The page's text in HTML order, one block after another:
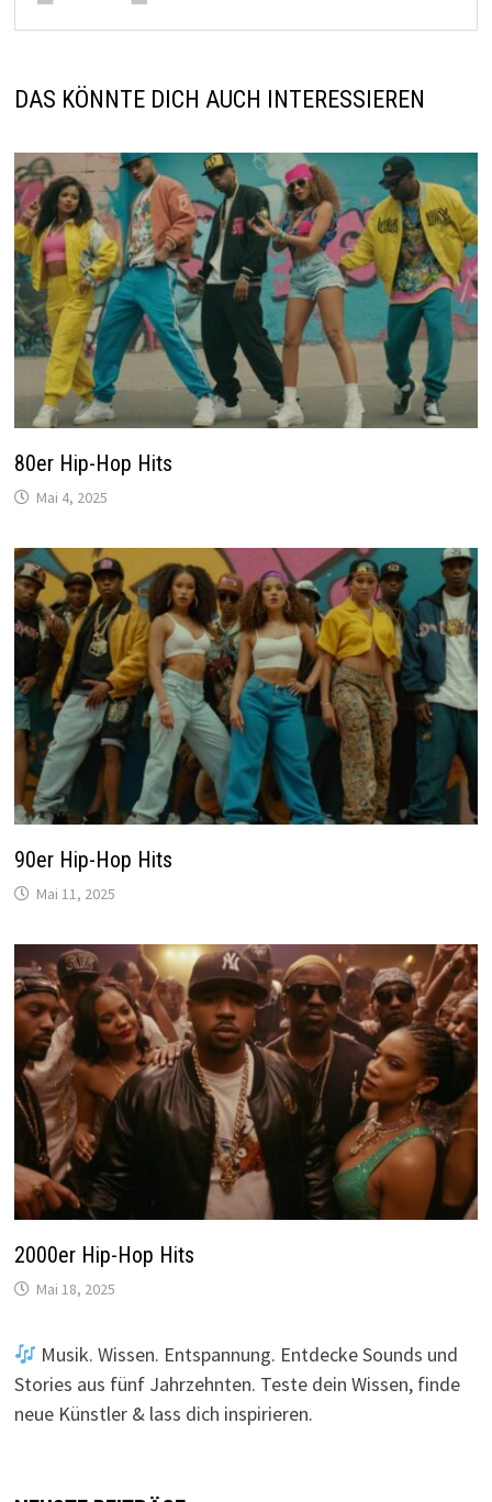
DAS KÖNNTE DICH AUCH INTERESSIEREN
80er Hip-Hop Hits
Mai 4, 2025
90er Hip-Hop Hits
Mai 11, 2025
2000er Hip-Hop Hits
Mai 18, 2025
Musik. Wissen. Entspannung. Entdecke Sounds und
Stories aus fünf Jahrzehnten. Teste dein Wissen, finde
neue Künstler & lass dich inspirieren.